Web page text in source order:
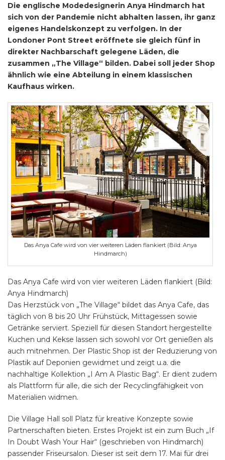
Die englische Modedesignerin Anya Hindmarch hat
sich von der Pandemie nicht abhalten lassen, ihr ganz
eigenes Handelskonzept zu verfolgen. In der
Londoner Pont Street eröffnete sie gleich fünf in
direkter Nachbarschaft gelegene Läden, die
zusammen „The Village“ bilden. Dabei soll jeder Shop
ähnlich wie eine Abteilung in einem klassischen
Kaufhaus wirken.
Das Anya Cafe wird von vier weiteren Läden flankiert (Bild: Anya
Hindmarch)
Das Anya Cafe wird von vier weiteren Läden flankiert (Bild:
Anya Hindmarch)
Das Herzstück von „The Village“ bildet das Anya Cafe, das
täglich von 8 bis 20 Uhr Frühstück, Mittagessen sowie
Getränke serviert. Speziell für diesen Standort hergestellte
Kuchen und Kekse lassen sich sowohl vor Ort genießen als
auch mitnehmen. Der Plastic Shop ist der Reduzierung von
Plastik auf Deponien gewidmet und zeigt u.a. die
nachhaltige Kollektion „I Am A Plastic Bag“. Er dient zudem
als Plattform für alle, die sich der Recyclingfähigkeit von
Materialien widmen.
Die Village Hall soll Platz für kreative Konzepte sowie
Partnerschaften bieten. Erstes Projekt ist ein zum Buch „If
In Doubt Wash Your Hair“ (geschrieben von Hindmarch)
passender Friseursalon. Dieser ist seit dem 17. Mai für drei